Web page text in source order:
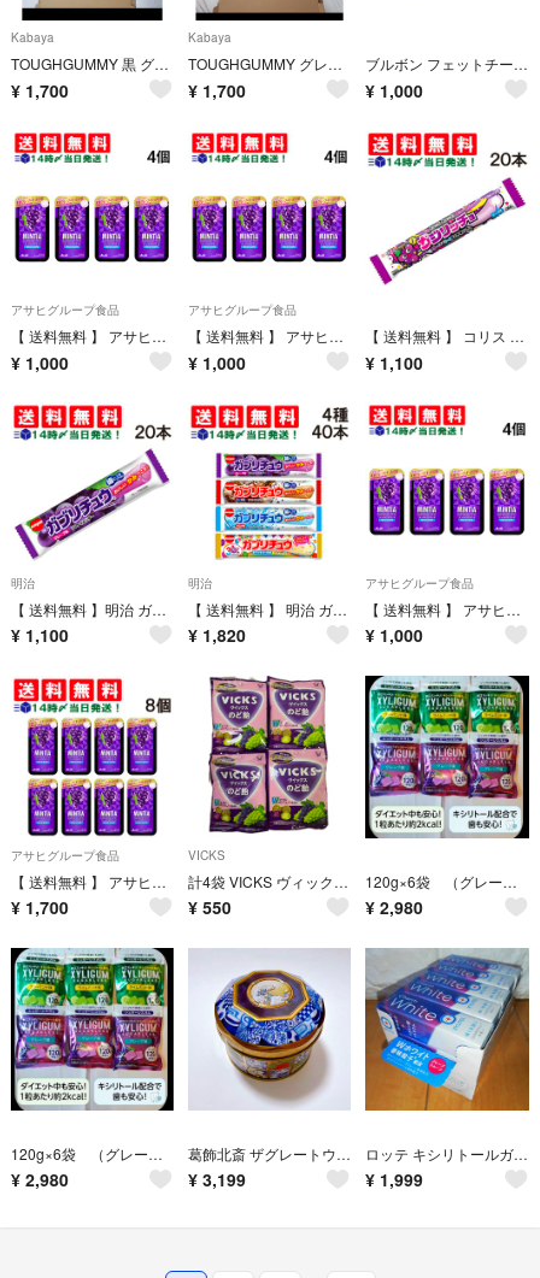
Kabaya
TOUGHGUMMY 黒 グレーピー 8袋 グミ 詰め合わせ ハードグミ カバヤ
¥ 1,700
Kabaya
TOUGHGUMMY グレーピー 黒 8個 グミ 詰め合わせ ハードグミ カバヤ
¥ 1,700
ブルボン フェットチーネグミ イタリアンレモン味＆イタリアングレープ味 10袋セット
¥ 1,000
アサヒグループ食品
【 送料無料 】 アサヒグループ食品 ミンティアブリーズ フレッシュグレープ 30粒 × 4個 まとめ買い
¥ 1,000
アサヒグループ食品
【 送料無料 】 アサヒグループ食品 ミンティアブリーズ フレッシュグレープ 30粒 × 4個 まとめ買い
¥ 1,000
【 送料無料 】 コリス カジリッチョ グレープ＆ソーダ 20本 まとめ買い
¥ 1,100
明治
【 送料無料 】明治 ガブリチュウ グレープ 20本 まとめ買い
¥ 1,100
明治
【 送料無料 】 明治 ガブリチュウ 食べ比べ 4種×各10本 詰め合わせ アソート セット ( グレープ コーラ ラムネ カラフル ) まとめ買い 大容量
¥ 1,820
アサヒグループ食品
【 送料無料 】 アサヒグループ食品 ミンティアブリーズ フレッシュグレープ 30粒 × 4個 まとめ買い
¥ 1,000
アサヒグループ食品
【 送料無料 】 アサヒグループ食品 ミンティア ブリーズ フレッシュグレープ 30粒 ×8個 セット
¥ 1,700
VICKS
計4袋 VICKS ヴィックス のど飴 2種グレープ 70g
¥ 550
120g×6袋 （グレープ3袋＋ライムミント3袋） キシリガム キシリトール シュガーレス ★低カロリー お口スッキリ
¥ 2,980
120g×6袋 （グレープ3袋＋ライムミント3袋） キシリガム キシリトール シュガーレス ★低カロリー お口スッキリ
¥ 2,980
葛飾北斎 ザグレートウェーブ缶 クッキー 新品
¥ 3,199
ロッテ キシリトールガム チャームホワイト グレープフルーツ 9枚 15本
¥ 1,999